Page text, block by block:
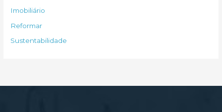
p
o
r
Imobiliário
Reformar
Sustentabilidade